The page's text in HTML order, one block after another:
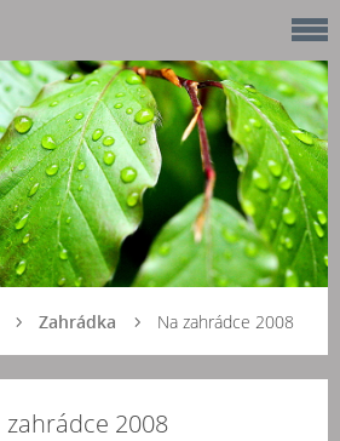
Zahrádka Na zahrádce 2008
zahrádce 2008